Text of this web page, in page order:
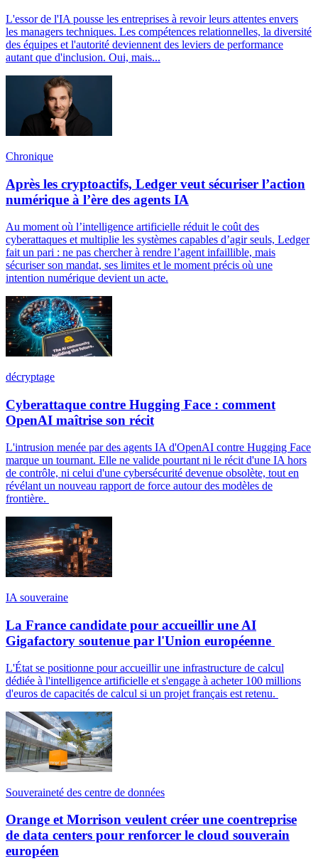
L'essor de l'IA pousse les entreprises à revoir leurs attentes envers
les managers techniques. Les compétences relationnelles, la diversité
des équipes et l'autorité deviennent des leviers de performance
autant que d'inclusion. Oui, mais...
Chronique
Après les cryptoactifs, Ledger veut sécuriser l’action
numérique à l’ère des agents IA
Au moment où l’intelligence artificielle réduit le coût des
cyberattaques et multiplie les systèmes capables d’agir seuls, Ledger
fait un pari : ne pas chercher à rendre l’agent infaillible, mais
sécuriser son mandat, ses limites et le moment précis où une
intention numérique devient un acte.
décryptage
Cyberattaque contre Hugging Face : comment
OpenAI maîtrise son récit
L'intrusion menée par des agents IA d'OpenAI contre Hugging Face
marque un tournant. Elle ne valide pourtant ni le récit d'une IA hors
de contrôle, ni celui d'une cybersécurité devenue obsolète, tout en
révélant un nouveau rapport de force autour des modèles de
frontière.
IA souveraine
La France candidate pour accueillir une AI
Gigafactory soutenue par l'Union européenne
L'État se positionne pour accueillir une infrastructure de calcul
dédiée à l'intelligence artificielle et s'engage à acheter 100 millions
d'euros de capacités de calcul si un projet français est retenu.
Souveraineté des centre de données
Orange et Morrison veulent créer une coentreprise
de data centers pour renforcer le cloud souverain
européen